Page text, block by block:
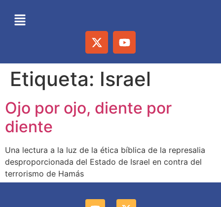
Etiqueta: Israel
Ojo por ojo, diente por
diente
Una lectura a la luz de la ética bíblica de la represalia
desproporcionada del Estado de Israel en contra del
terrorismo de Hamás